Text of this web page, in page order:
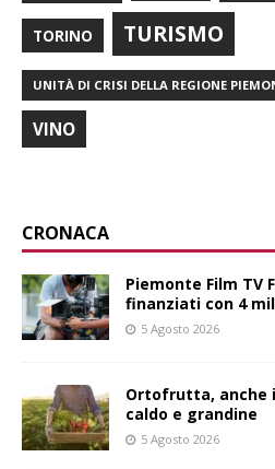
TORINO TURISMO
UNITÀ DI CRISI DELLA REGIONE
VINO
CRONACA
Piemonte Film TV
finanziati con 4
5 Agosto 2026
Ortofrutta, anche
caldo e grandine
5 Agosto 2026